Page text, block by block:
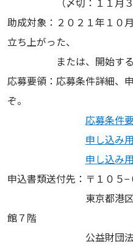
助成対象：２０２１年１０
立ち上がった、
または、開始する予
応募要領：応募条件詳細、
ぞ。
応募条件
申し込み
申し込み
申込書類送付先：〒１０５−
東京都港区芝公
館７階
公益財団法人さわ